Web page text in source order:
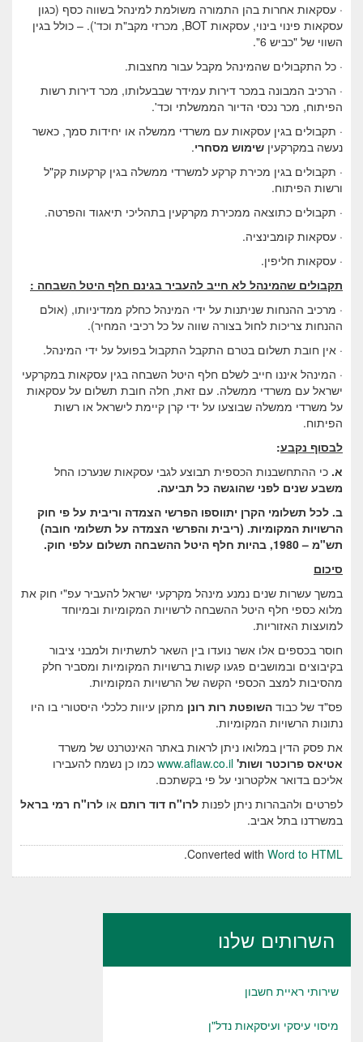
· עסקאות אחרות בהן התמורה משולמת למינהל בשווה כסף (כגון
עסקאות פינוי בינוי, עסקאות BOT
, מכרזי מקב"ת וכד'). – כולל בגין
השווי של "כביש 6".
· כל התקבולים שהמינהל מקבל עבור מחצבות.
· הרכיב המבונה במכר דירות עמידר שבבעלותו, מכר דירות רשות
הפיתוח, מכר נכסי הדיור הממשלתי וכד'.
· תקבולים בגין עסקאות עם משרדי ממשלה או יחידות סמך, כאשר
נעשה במקרקעין שימוש מסחרי.
· תקבולים בגין מכירת קרקע למשרדי ממשלה בגין קרקעות קק"ל
ורשות הפיתוח.
· תקבולים כתוצאה ממכירת מקרקעין בתהליכי תיאגוד והפרטה.
· עסקאות קומבינציה.
· עסקאות חליפין.
תקבולים שהמינהל לא חייב להעביר בגינם חלף היטל השבחה :
· מרכיב ההנחות שניתנות על ידי המינהל כחלק ממדיניותו, (אולם
ההנחות צריכות לחול בצורה שווה על כל רכיבי המחיר).
· אין חובת תשלום בטרם התקבל התקבול בפועל על ידי המינהל.
· המינהל איננו חייב לשלם חלף היטל השבחה בגין עסקאות במקרקעי
ישראל עם משרדי ממשלה. עם זאת, חלה חובת תשלום על עסקאות
על משרדי ממשלה שבוצעו על ידי קרן קיימת לישראל או רשות
הפיתוח.
לבסוף נקבע:
א. כי ההתחשבנות הכספית תבוצע לגבי עסקאות שנערכו החל
משבע שנים לפני שהוגשה כל תביעה.
ב. לכל תשלומי הקרן יתווספו הפרשי הצמדה וריבית על פי חוק
הרשויות המקומיות. (ריבית והפרשי הצמדה על תשלומי חובה)
תש"מ – 1980, בהיות חלף היטל ההשבחה תשלום עלפי חוק.
סיכום
במשך עשרות שנים נמנע מינהל מקרקעי ישראל להעביר עפ"י חוק את
מלוא כספי חלף היטל ההשבחה לרשויות המקומיות ובמיוחד
למועצות האזוריות.
חוסר בכספים אלו אשר נועדו בין השאר לתשתיות ולמבני ציבור
בקיבוצים ובמושבים פגעו קשות ברשויות המקומיות ומסביר חלק
מהסיבות למצב הכספי הקשה של הרשויות המקומיות.
פס"ד של כבוד השופטת רות רונן מתקן עיוות כלכלי היסטורי בו היו
נתונות הרשויות המקומיות.
את פסק הדין במלואו ניתן לראות באתר האינטרנט של משרד
אטיאס פרוכטר ושות' www.aflaw.co.il כמו כן נשמח להעבירו
אליכם בדואר אלקטרוני על פי בקשתכם.
לפרטים ולהבהרות ניתן לפנות לרו"ח דוד רותם או לרו"ח רמי בראל
במשרדנו בתל אביב.
Converted with Word to HTML
.
השרותים שלנו
שירותי ראיית חשבון
מיסוי עיסקי ועיסקאות נדל"ן